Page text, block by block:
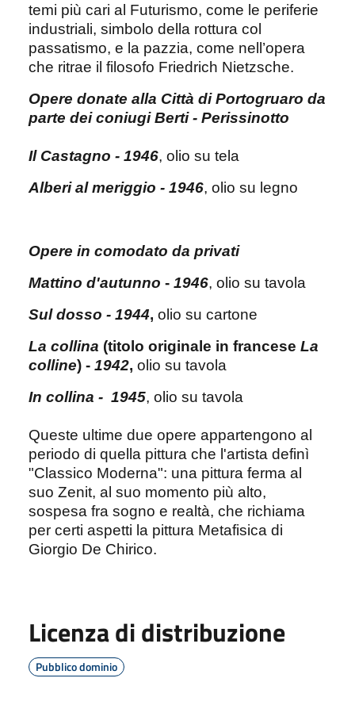
temi più cari al Futurismo, come le periferie
industriali, simbolo della rottura col
passatismo, e la pazzia, come nell’opera
che ritrae il filosofo Friedrich Nietzsche.
Opere donate alla Città di Portogruaro da
parte dei coniugi Berti - Perissinotto
Il Castagno - 1946, olio su tela
Alberi al meriggio - 1946, olio su legno
Opere in comodato da privati
Mattino d'autunno - 1946, olio su tavola
Sul dosso - 1944, olio su cartone
La collina (titolo originale in francese La
colline) - 1942, olio su tavola
In collina - 1945, olio su tavola
Queste ultime due opere appartengono al
periodo di quella pittura che l'artista definì
"Classico Moderna": una pittura ferma al
suo Zenit, al suo momento più alto,
sospesa fra sogno e realtà, che richiama
per certi aspetti la pittura Metafisica di
Giorgio De Chirico.
Licenza di distribuzione
Pubblico dominio